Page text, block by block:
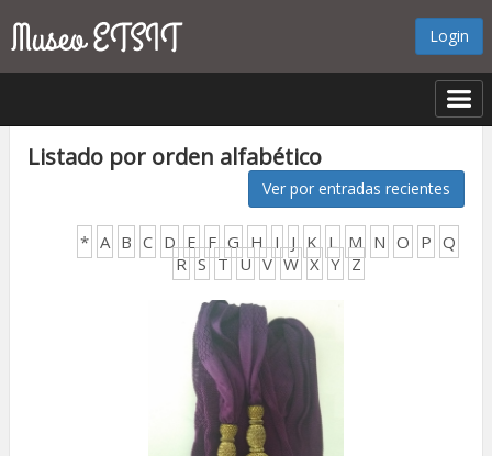
Login
Listado por orden alfabético
Ver por entradas recientes
* A B C D E F G H I J K L M N O P Q
R S T U V W X Y Z